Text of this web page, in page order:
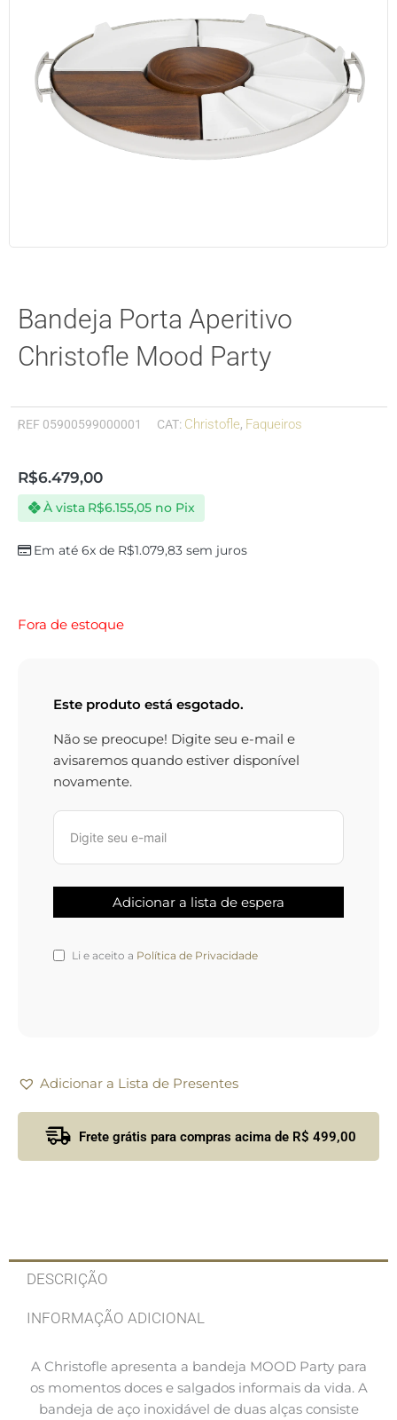
Bandeja Porta Aperitivo
Christofle Mood Party
REF 05900599000001 CAT: Christofle, Faqueiros
R$6.479,00
Em até 6x de R$1.079,83 sem juros
À vista R$6.155,05 no Pix
Fora de estoque
Este produto está esgotado.
Não se preocupe! Digite seu e-mail e
avisaremos quando estiver disponível
novamente.
Li e aceito a Política de Privacidade
Adicionar a Lista de Presentes
Frete grátis para compras acima de R$ 499,00
DESCRIÇÃO
INFORMAÇÃO ADICIONAL
A Christofle apresenta a bandeja MOOD Party para
os momentos doces e salgados informais da vida. A
bandeja de aço inoxidável de duas alças consiste